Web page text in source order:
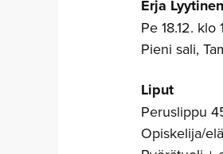
Erja
Pe 18.12. klo
Pieni sali,
Liput
Peruslippu
Opiskelija/